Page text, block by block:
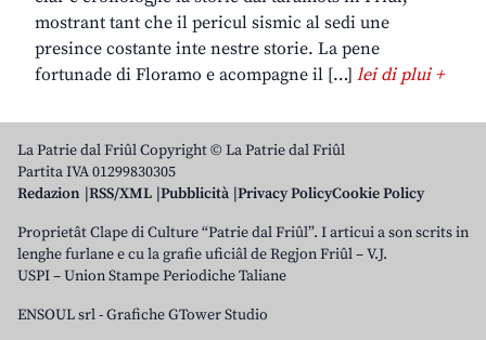
mostrant tant che il pericul sismic al sedi une
presince costante inte nestre storie. La pene
fortunade di Floramo e acompagne il […] lei di plui +
La Patrie dal Friûl Copyright © La Patrie dal Friûl
Partita IVA 01299830305
Redazion RSS/XML Pubblicità Privacy PolicyCookie Policy
Proprietât Clape di Culture “Patrie dal Friûl”. I articui a son scrits in
lenghe furlane e cu la grafie uficiâl de Regjon Friûl – V.J.
USPI – Union Stampe Periodiche Taliane
ENSOUL srl-Grafiche GTower Studio